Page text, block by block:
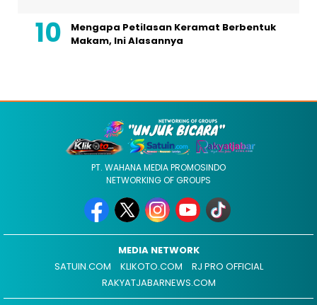
Mengapa Petilasan Keramat Berbentuk
Makam, Ini Alasannya
PT. WAHANA MEDIA PROMOSINDO
NETWORKING OF GROUPS
MEDIA NETWORK
SATUIN.COM
KLIKOTO.COM
RJ PRO OFFICIAL
RAKYATJABARNEWS.COM